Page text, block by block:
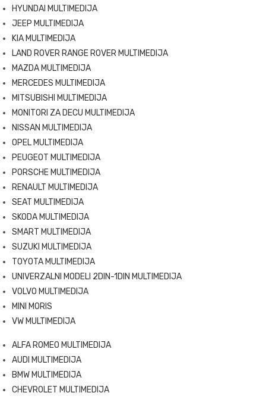
HYUNDAI MULTIMEDIJA
JEEP MULTIMEDIJA
KIA MULTIMEDIJA
LAND ROVER RANGE ROVER MULTIMEDIJA
MAZDA MULTIMEDIJA
MERCEDES MULTIMEDIJA
MITSUBISHI MULTIMEDIJA
MONITORI ZA DECU MULTIMEDIJA
NISSAN MULTIMEDIJA
OPEL MULTIMEDIJA
PEUGEOT MULTIMEDIJA
PORSCHE MULTIMEDIJA
RENAULT MULTIMEDIJA
SEAT MULTIMEDIJA
SKODA MULTIMEDIJA
SMART MULTIMEDIJA
SUZUKI MULTIMEDIJA
TOYOTA MULTIMEDIJA
UNIVERZALNI MODELI 2DIN-1DIN MULTIMEDIJA
VOLVO MULTIMEDIJA
MINI MORIS
VW MULTIMEDIJA
ALFA ROMEO MULTIMEDIJA
AUDI MULTIMEDIJA
BMW MULTIMEDIJA
CHEVROLET MULTIMEDIJA